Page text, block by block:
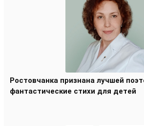
Ростовчанка признана лучшей
фантастические стихи для детей